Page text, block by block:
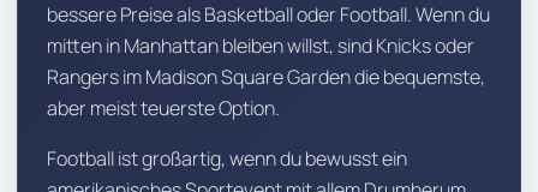
bessere Preise als Basketball oder Football. Wenn du
mitten in Manhattan bleiben willst, sind Knicks oder
Rangers im Madison Square Garden die bequemste,
aber meist teuerste Option.
Football ist großartig, wenn du bewusst ein